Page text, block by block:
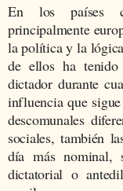
En los países
principalmente
la política y la
de ellos ha
dictador durante
influencia que
descomunales
sociales, también
día más nominal,
dictatorial o